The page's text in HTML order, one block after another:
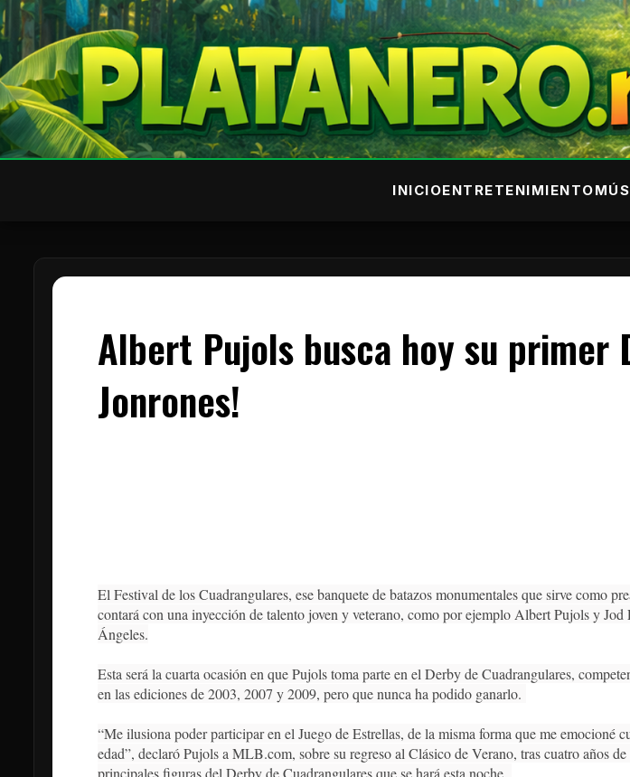
INICIOENTRETENIMIENTO
Albert Pujols busca hoy su primer
Jonrones!
El Festival de los Cuadrangulares, ese banquete de batazos monumentales que sirve como
contará con una inyección de talento joven y veterano, como por ejemplo Albert Pujols y Jod
Ángeles.
Esta será la cuarta ocasión en que Pujols toma parte en el Derby de Cuadrangulares,
en las ediciones de 2003, 2007 y 2009, pero que nunca ha podido ganarlo.
“Me ilusiona poder participar en el Juego de Estrellas, de la misma forma que me emocioné
edad”, declaró Pujols a MLB.com, sobre su regreso al Clásico de Verano, tras cuatro años
principales figuras del Derby de Cuadrangulares que se hará esta noche.